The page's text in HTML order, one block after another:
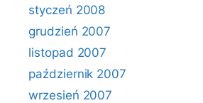
styczeń 2008
grudzień 2007
listopad 2007
październik 2007
wrzesień 2007